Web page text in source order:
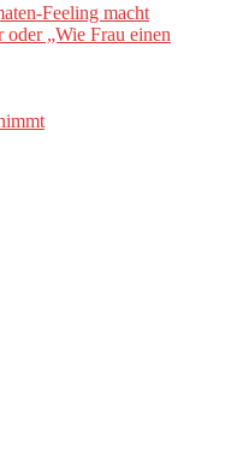
Feeling macht
„Wie Frau einen